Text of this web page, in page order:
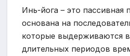
Инь-йога – это пассивная
основана на
которые выдерживаются в
длительных периодов